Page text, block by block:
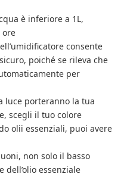
è inferiore a 1L,
ore
consente
poiché se rileva che
per
luce porteranno la tua
scegli il tuo colore
olii essenziali, puoi avere
non solo il basso
dell’olio essenziale